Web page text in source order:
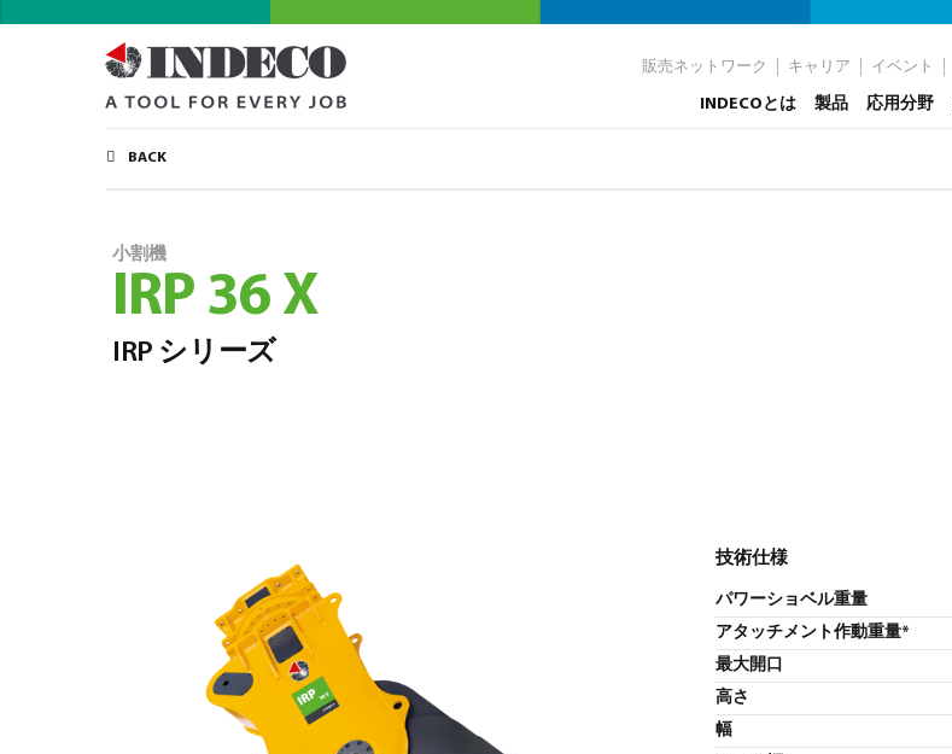
販売ネットワーク キャリア イベント
INDECOとは 製品 応用分野
BACK
小割機
IRP 36 X
IRP シリーズ
技術仕様
パワーショベル重量
アタッチメント作動重量*
最大開口
高さ
幅